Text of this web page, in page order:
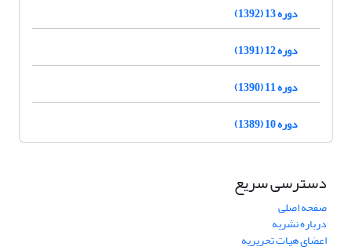
دوره 13 (1392)
دوره 12 (1391)
دوره 11 (1390)
دوره 10 (1389)
دسترسی سریع
صفحه اصلی
درباره نشریه
اعضای هیات تحریریه